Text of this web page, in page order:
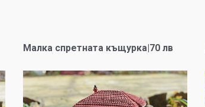
Малка спретната къщурка|70 лв